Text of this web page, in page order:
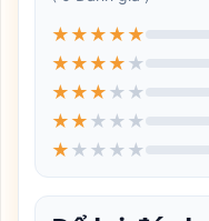
★ ★ ★ ★ ★
★ ★ ★ ★ ★
★ ★ ★ ★ ★
★ ★ ★ ★ ★
★ ★ ★ ★ ★